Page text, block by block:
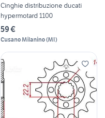
Cinghie distribuzione ducati
hypermotard 1100
59 €
Cusano Milanino(MI)